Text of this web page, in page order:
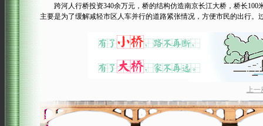
跨河人行桥投资340余万元，桥的结构仿造南京长江大桥，桥长100
主要是为了缓解减轻市区人车并行的道路紧张情况，方便市民的出行
上一